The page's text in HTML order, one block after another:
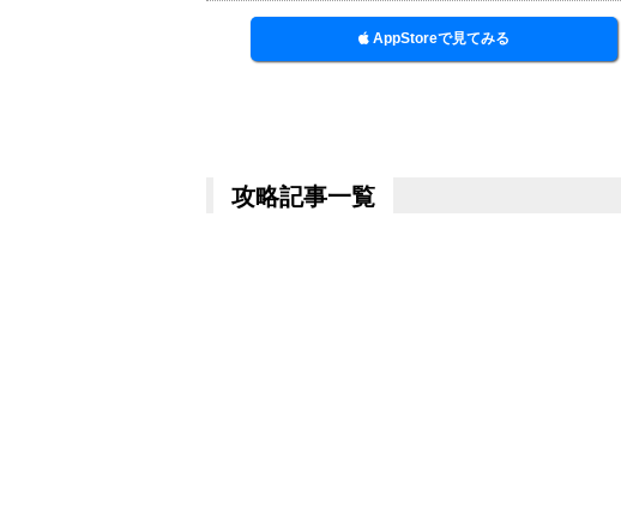
AppStoreで見てみる
攻略記事一覧